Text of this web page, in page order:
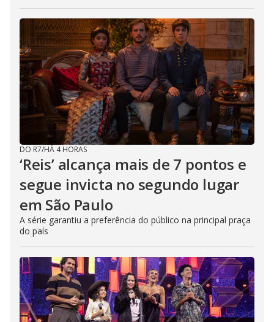
DO R7/HÁ 4 HORAS
‘Reis’ alcança mais de 7 pontos e
segue invicta no segundo lugar
em São Paulo
A série garantiu a preferência do público na principal praça
do país